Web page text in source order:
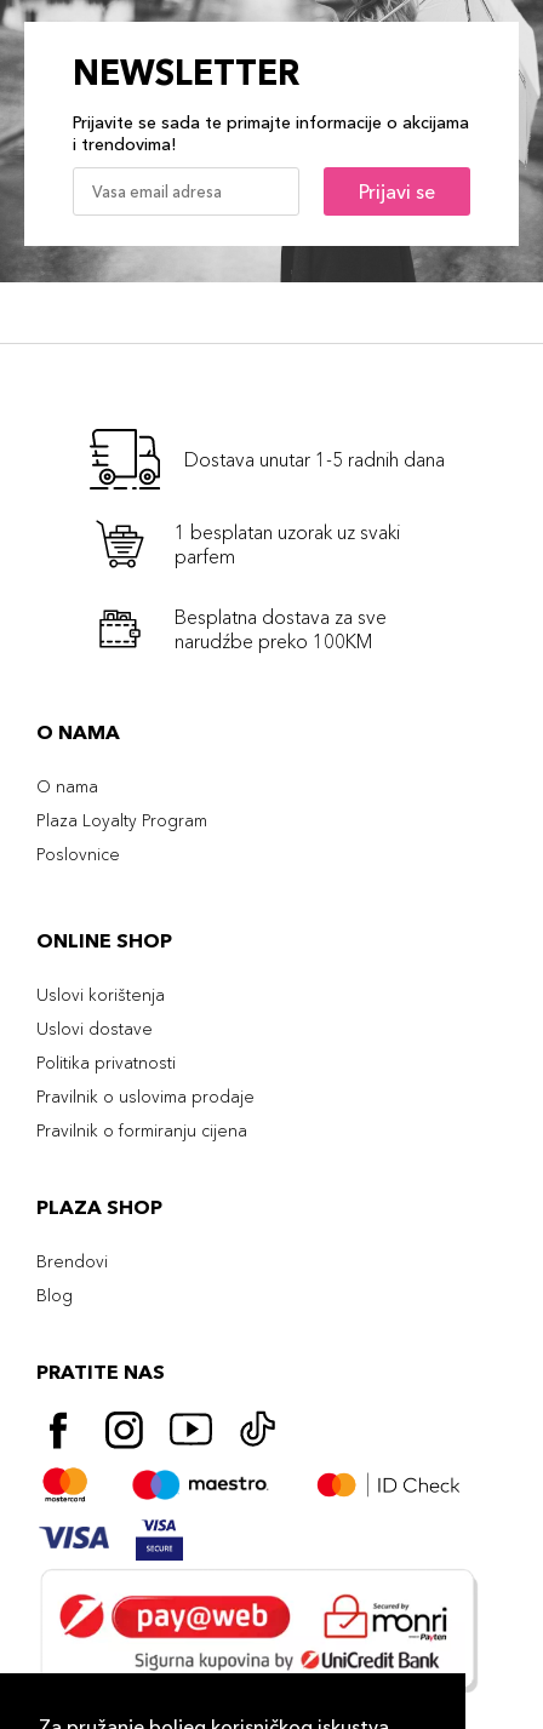
NEWSLETTER
Prijavite se sada te primajte informacije o akcijama
i trendovima!
Prijavi se
Dostava unutar 1-5 radnih dana
1 besplatan uzorak uz svaki
parfem
Besplatna dostava za sve
narudźbe preko 100KM
O NAMA
O nama
Plaza Loyalty Program
Poslovnice
ONLINE SHOP
Uslovi korištenja
Uslovi dostave
Politika privatnosti
Pravilnik o uslovima prodaje
Pravilnik o formiranju cijena
PLAZA SHOP
Brendovi
Blog
PRATITE NAS